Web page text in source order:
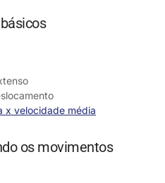
x velocidade média
os movimentos